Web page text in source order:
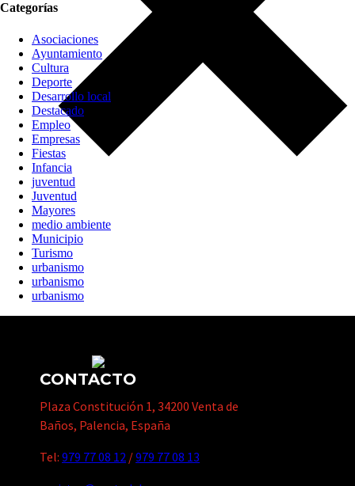
Categorías
Asociaciones
Ayuntamiento
Cultura
Deporte
Desarrollo local
Destacado
Empleo
Empresas
Fiestas
Infancia
juventud
Juventud
Mayores
medio ambiente
Municipio
Turismo
urbanismo
urbanismo
urbanismo
CONTACTO
Plaza Constitución 1, 34200 Venta de
Baños, Palencia, España
Tel: 979 77 08 12 /979 77 08 13